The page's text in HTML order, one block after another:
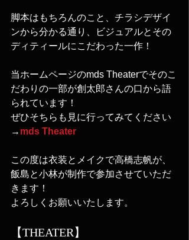
脚本はもちろんのこと、チラシデザイ
ンから分かる通り、ビジュアルとその
ディティールにこだわった一作！
当ホームページのmds Theaterでそのこ
だわりの一部が創太郎さんの口から語
られています！
ぜひそちらも見に行ってみてください
→ mds Theater
この度は衣装とメイクで高橋志帆が、
飯島と小林が制作で参加させていただ
きます！
よろしくお願いいたします。
【THEATER】